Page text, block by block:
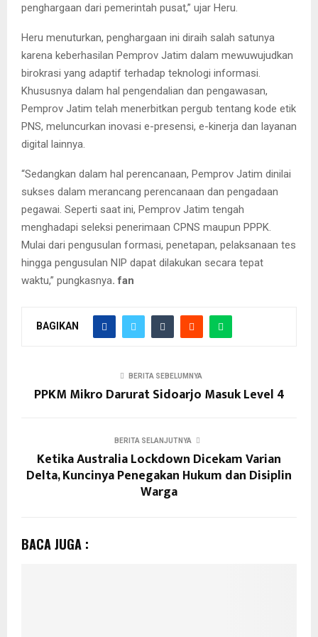
penghargaan dari pemerintah pusat,” ujar Heru.
Heru menuturkan, penghargaan ini diraih salah satunya
karena keberhasilan Pemprov Jatim dalam mewuwujudkan
birokrasi yang adaptif terhadap teknologi informasi.
Khususnya dalam hal pengendalian dan pengawasan,
Pemprov Jatim telah menerbitkan pergub tentang kode etik
PNS, meluncurkan inovasi e-presensi, e-kinerja dan layanan
digital lainnya.
“Sedangkan dalam hal perencanaan, Pemprov Jatim dinilai
sukses dalam merancang perencanaan dan pengadaan
pegawai. Seperti saat ini, Pemprov Jatim tengah
menghadapi seleksi penerimaan CPNS maupun PPPK.
Mulai dari pengusulan formasi, penetapan, pelaksanaan tes
hingga pengusulan NIP dapat dilakukan secara tepat
waktu,” pungkasnya. fan
BAGIKAN
BERITA SEBELUMNYA
PPKM Mikro Darurat Sidoarjo Masuk Level 4
BERITA SELANJUTNYA
Ketika Australia Lockdown Dicekam Varian
Delta, Kuncinya Penegakan Hukum dan Disiplin
Warga
BACA JUGA :